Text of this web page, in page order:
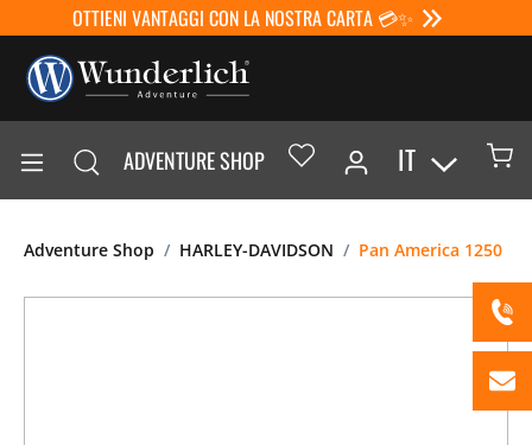
OTTIENI VANTAGGI CON LA NOSTRA CARTA 💳✨
ADVENTURE SHOP IT
Adventure Shop HARLEY-DAVIDSON Pan America 1250